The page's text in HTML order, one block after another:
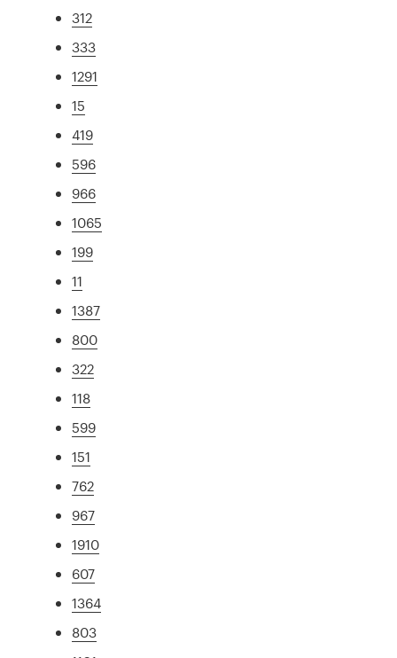
312
333
1291
15
419
596
966
1065
199
11
1387
800
322
118
599
151
762
967
1910
607
1364
803